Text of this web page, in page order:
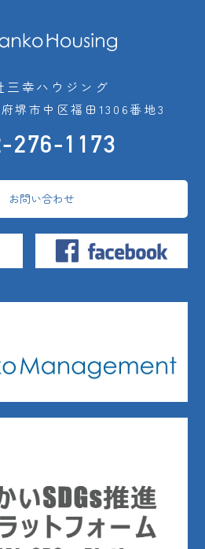
三幸ハウジング
堺市中区福田1306番地3
276-1173
お問い合わせ